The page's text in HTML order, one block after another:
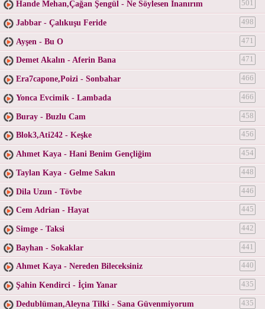
Hande Mehan,Çağan Şengül - Ne Söylesen İnanırım 501
Jabbar - Çalıkuşu Feride 498
Ayşen - Bu O 471
Demet Akalın - Aferin Bana 471
Era7capone,Poizi - Sonbahar 466
Yonca Evcimik - Lambada 466
Buray - Buzlu Cam 458
Blok3,Ati242 - Keşke 456
Ahmet Kaya - Hani Benim Gençliğim 454
Taylan Kaya - Gelme Sakın 448
Dila Uzun - Tövbe 446
Cem Adrian - Hayat 445
Simge - Taksi 442
Bayhan - Sokaklar 441
Ahmet Kaya - Nereden Bileceksiniz 440
Şahin Kendirci - İçim Yanar 435
Dedublüman,Aleyna Tilki - Sana Güvenmiyorum 435